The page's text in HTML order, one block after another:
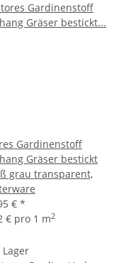
Gardinenstoff
Gräser bestickt
grau transparent,
€ *
€ pro 1 m2